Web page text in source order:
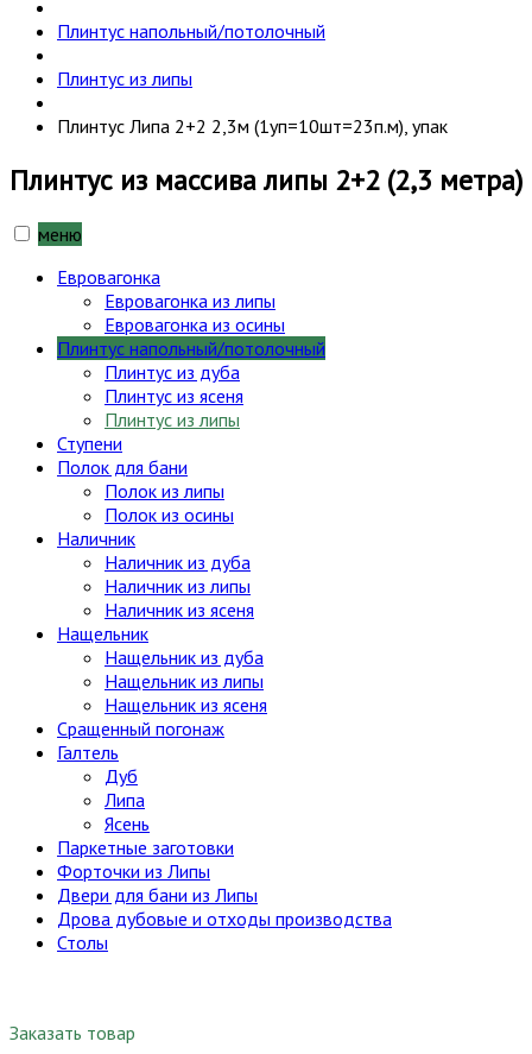
Плинтус напольный/потолочный
Плинтус из липы
Плинтус Липа 2+2 2,3м (1уп=10шт=23п.м), упак
Плинтус из массива липы 2+2 (2,3 метра)
меню
Евровагонка
Евровагонка из липы
Евровагонка из осины
Плинтус напольный/потолочный
Плинтус из дуба
Плинтус из ясеня
Плинтус из липы
Ступени
Полок для бани
Полок из липы
Полок из осины
Наличник
Наличник из дуба
Наличник из липы
Наличник из ясеня
Нащельник
Нащельник из дуба
Нащельник из липы
Нащельник из ясеня
Сращенный погонаж
Галтель
Дуб
Липа
Ясень
Паркетные заготовки
Форточки из Липы
Двери для бани из Липы
Дрова дубовые и отходы производства
Столы
Заказать товар